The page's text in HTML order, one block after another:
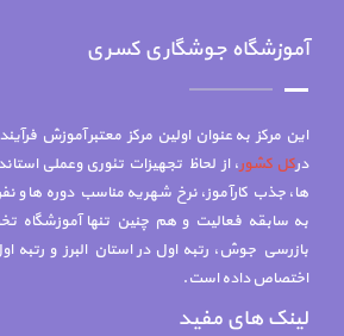
آموزشگاه جوشگاری کسری
این مرکز به عنوان اولین مرکز معتبر آموزش
درکل کشور، از لحاظ تجهیزات تئوری وعملی
ها، جذب کارآموز، نرخ شهریه مناسب دوره ها
به سابقه فعالیت و هم چنين تنها
بازرسي جوش، رتبه اول در استان البرز و رتبه
اختصاص داده است.
لینک های مفید